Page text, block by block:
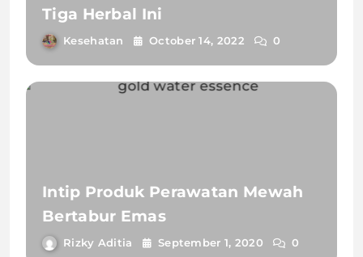
Tiga Herbal Ini
Kesehatan October 14, 2022 0
Intip Produk Perawatan Mewah
Bertabur Emas
Rizky Aditia September 1, 2020 0